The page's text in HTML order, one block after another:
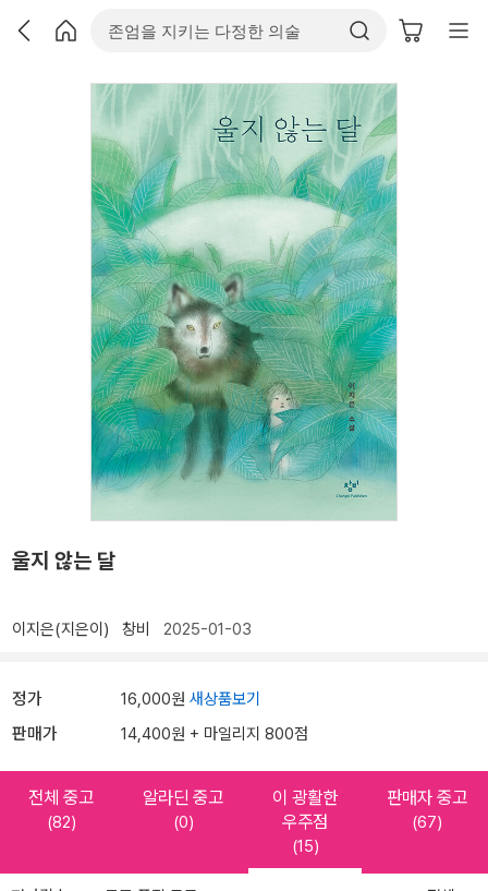
울지 않는 달
이지은(지은이) 창비 2025-01-03
정가 16,000원 새상품보기
판매가 14,400원 + 마일리지 800점
전체 중고
(82)
알라딘 중고
(0)
이 광활한
우주점
(15)
판매자 중고
(67)